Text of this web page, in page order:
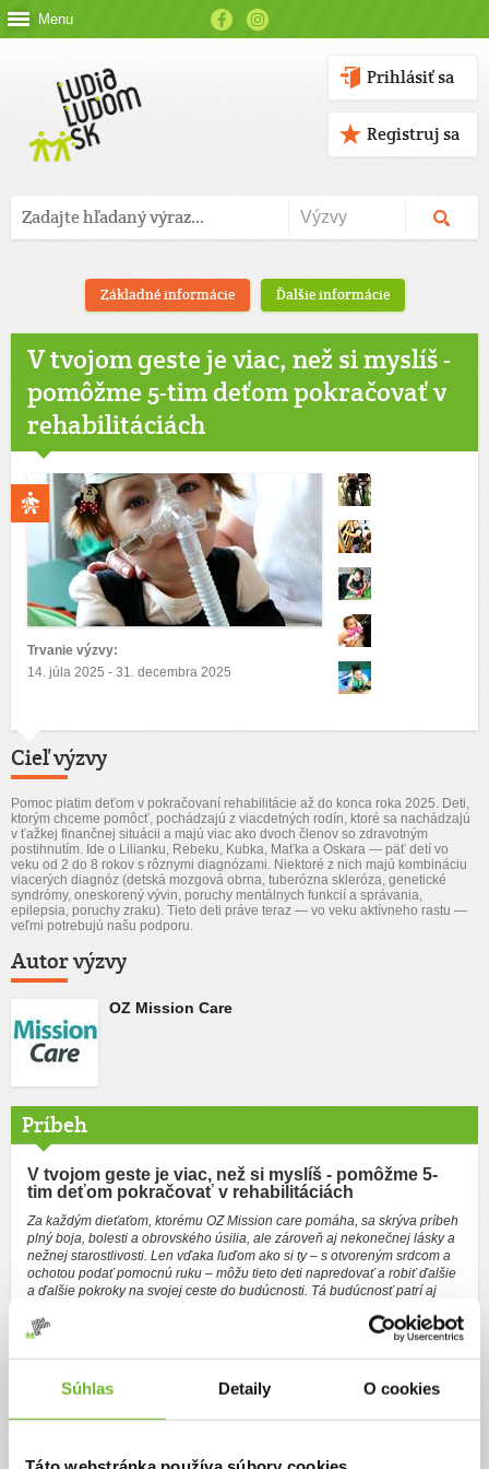
Súhlas Detaily O cookies
Menu
Prihlásiť sa
Registruj sa
Základné informácie Ďalšie informácie
V tvojom geste je viac, než si myslíš -
pomôžme 5-tim deťom pokračovať v
rehabilitáciách
Trvanie výzvy:
14. júla 2025 - 31. decembra 2025
Cieľ výzvy
Pomoc piatim deťom v pokračovaní rehabilitácie až do konca roka 2025. Deti,
ktorým chceme pomôcť, pochádzajú z viacdetných rodín, ktoré sa nachádzajú
v ťažkej finančnej situácii a majú viac ako dvoch členov so zdravotným
postihnutím. Ide o Lilianku, Rebeku, Kubka, Maťka a Oskara — päť detí vo
veku od 2 do 8 rokov s rôznymi diagnózami. Niektoré z nich majú kombináciu
viacerých diagnóz (detská mozgová obrna, tuberózna skleróza, genetické
syndrómy, oneskorený vývin, poruchy mentálnych funkcií a správania,
epilepsia, poruchy zraku). Tieto deti práve teraz — vo veku aktívneho rastu —
veľmi potrebujú našu podporu.
Autor výzvy
OZ Mission Care
Príbeh
V tvojom geste je viac, než si myslíš - pomôžme 5-
tim deťom pokračovať v rehabilitáciách
Za každým dieťaťom, ktorému OZ Mission care pomáha, sa skrýva príbeh
plný boja, bolesti a obrovského úsilia, ale zároveň aj nekonečnej lásky a
nežnej starostlivosti. Len vďaka ľuďom ako si ty – s otvoreným srdcom a
ochotou podať pomocnú ruku – môžu tieto deti napredovať a robiť ďalšie
a ďalšie pokroky na svojej ceste do budúcnosti. Tá budúcnosť patrí aj
ľahostajní, nenechávajme si ruku za chrbtom. Natiahnime ju tým, ktorí ju
práve teraz najviac potrebujú.
nevratné zmeny – schopnosti, ktoré by dieťa mohlo nadobudnúť dnes,
Práve preto deti počas intenzívneho rastu potrebujú časté, kvalitné a